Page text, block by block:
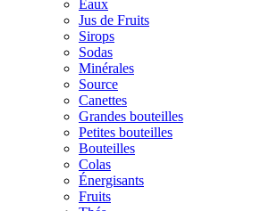
Eaux
Jus de Fruits
Sirops
Sodas
Minérales
Source
Canettes
Grandes bouteilles
Petites bouteilles
Bouteilles
Colas
Énergisants
Fruits